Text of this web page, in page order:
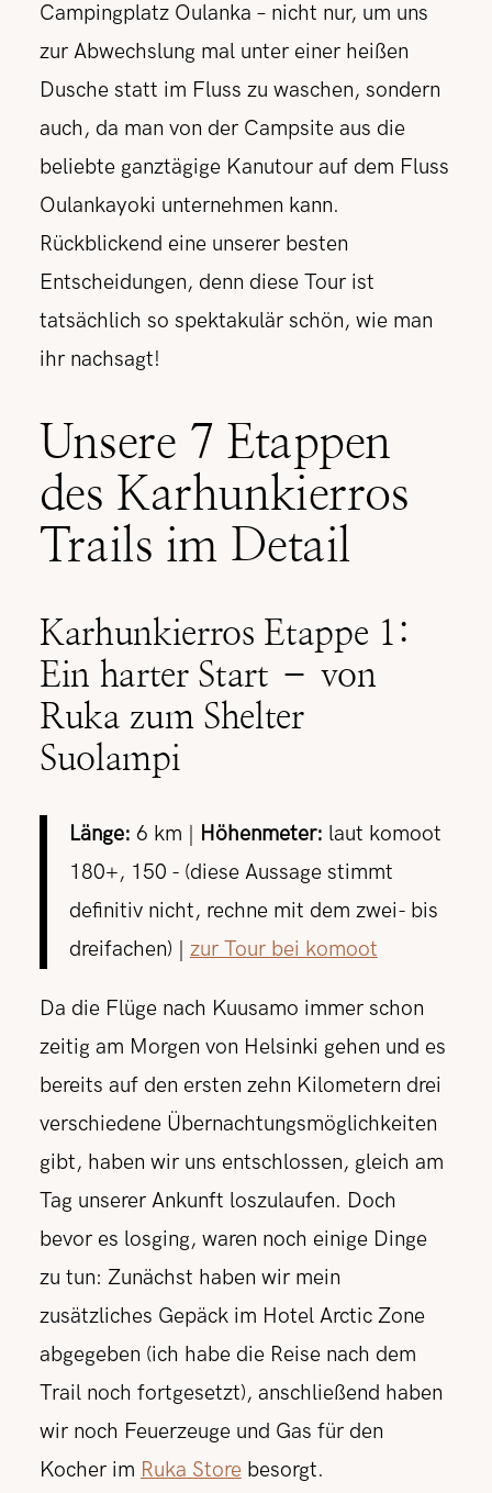
Campingplatz Oulanka – nicht nur, um uns
zur Abwechslung mal unter einer heißen
Dusche statt im Fluss zu waschen, sondern
auch, da man von der Campsite aus die
beliebte ganztägige Kanutour auf dem Fluss
Oulankayoki unternehmen kann.
Rückblickend eine unserer besten
Entscheidungen, denn diese Tour ist
tatsächlich so spektakulär schön, wie man
ihr nachsagt!
Unsere 7 Etappen
des Karhunkierros
Trails im Detail
Karhunkierros Etappe 1:
Ein harter Start – von
Ruka zum Shelter
Suolampi
Länge: 6 km | Höhenmeter: laut komoot
180+, 150 - (diese Aussage stimmt
definitiv nicht, rechne mit dem zwei- bis
dreifachen) | zur Tour bei komoot
Da die Flüge nach Kuusamo immer schon
zeitig am Morgen von Helsinki gehen und es
bereits auf den ersten zehn Kilometern drei
verschiedene Übernachtungsmöglichkeiten
gibt, haben wir uns entschlossen, gleich am
Tag unserer Ankunft loszulaufen. Doch
bevor es losging, waren noch einige Dinge
zu tun: Zunächst haben wir mein
zusätzliches Gepäck im Hotel Arctic Zone
abgegeben (ich habe die Reise nach dem
Trail noch fortgesetzt), anschließend haben
wir noch Feuerzeuge und Gas für den
Kocher im Ruka Store besorgt.